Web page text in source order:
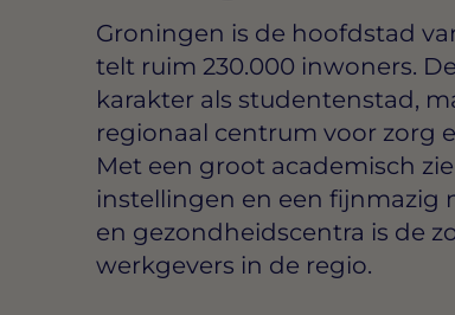
Groningen is de hoofdstad
telt ruim 230.000 inwoners.
karakter als studentenstad,
regionaal centrum voor zorg
Met een groot academisch
instellingen en een fijnmazig
en gezondheidscentra is de
werkgevers in de regio.